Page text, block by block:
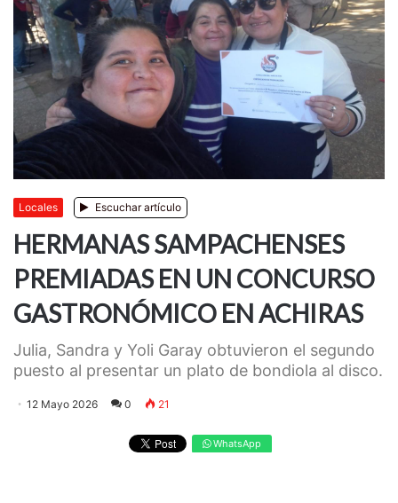
Locales Escuchar artículo
HERMANAS SAMPACHENSES
PREMIADAS EN UN CONCURSO
GASTRONÓMICO EN ACHIRAS
​​​​​​​Julia, Sandra y Yoli Garay obtuvieron el segundo
puesto al presentar un plato de bondiola al disco.
12 Mayo 2026 0 21
WhatsApp